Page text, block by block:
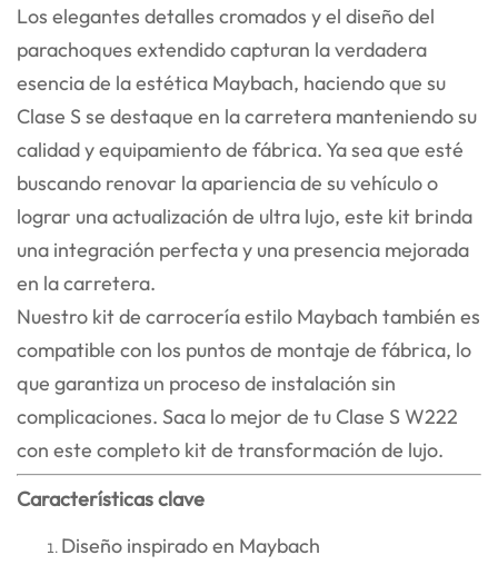
Los elegantes detalles cromados y el diseño del
parachoques extendido capturan la verdadera
esencia de la estética Maybach, haciendo que su
Clase S se destaque en la carretera manteniendo su
calidad y equipamiento de fábrica. Ya sea que esté
buscando renovar la apariencia de su vehículo o
lograr una actualización de ultra lujo, este kit brinda
una integración perfecta y una presencia mejorada
en la carretera.
Nuestro kit de carrocería estilo Maybach también es
compatible con los puntos de montaje de fábrica, lo
que garantiza un proceso de instalación sin
complicaciones. Saca lo mejor de tu Clase S W222
con este completo kit de transformación de lujo.
Características clave
Diseño inspirado en Maybach